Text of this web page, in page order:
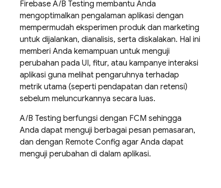
Firebase A/B Testing membantu Anda
mengoptimalkan pengalaman aplikasi dengan
mempermudah eksperimen produk dan marketing
untuk dijalankan, dianalisis, serta diskalakan. Hal ini
memberi Anda kemampuan untuk menguji
perubahan pada UI, fitur, atau kampanye interaksi
aplikasi guna melihat pengaruhnya terhadap
metrik utama (seperti pendapatan dan retensi)
sebelum meluncurkannya secara luas.
A/B Testing berfungsi dengan FCM sehingga
Anda dapat menguji berbagai pesan pemasaran,
dan dengan Remote Config agar Anda dapat
menguji perubahan di dalam aplikasi.